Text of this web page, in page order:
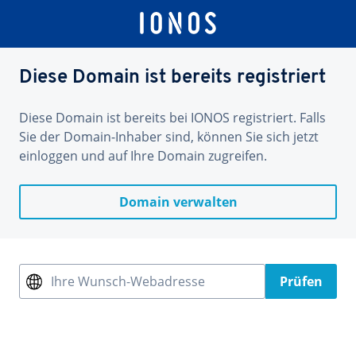
Diese Domain ist bereits registriert
Diese Domain ist bereits bei IONOS registriert. Falls
Sie der Domain-Inhaber sind, können Sie sich jetzt
einloggen und auf Ihre Domain zugreifen.
Domain verwalten
Ihre Wunsch-Webadresse Prüfen